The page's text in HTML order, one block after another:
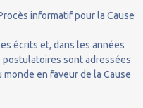
informatif pour la Cause
écrits et, dans les années
sont adressées
en faveur de la Cause